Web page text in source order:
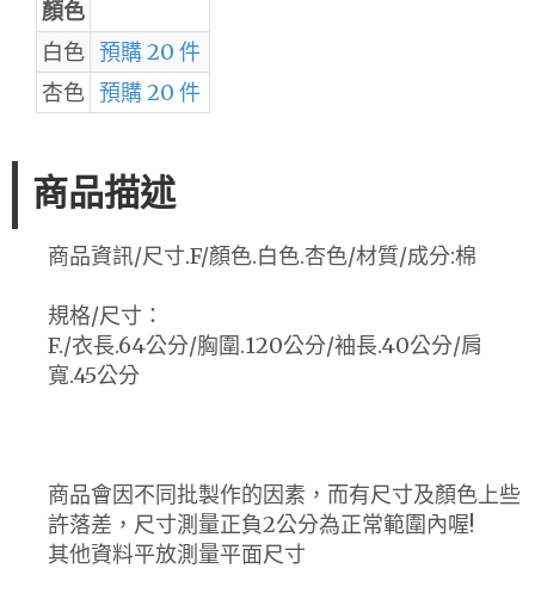
顏色
白色 預購 20 件
杏色 預購 20 件
商品描述
商品資訊/尺寸.F/顏色.白色.杏色/材質/成分:棉
規格/尺寸：
F./衣長.64公分/胸圍.120公分/袖長.40公分/肩
寬.45公分
商品會因不同批製作的因素，而有尺寸及顏色上些
許落差，尺寸測量正負2公分為正常範圍內喔!
其他資料平放測量平面尺寸